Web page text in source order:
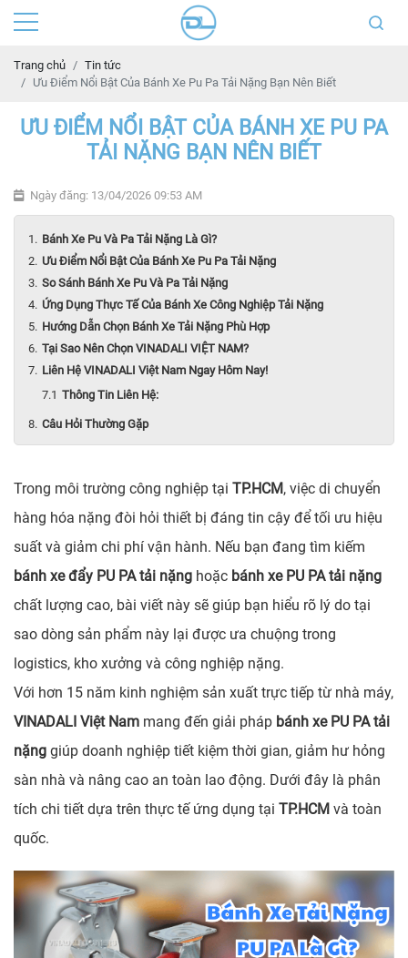
Trang chủ
Tin tức
Ưu Điểm Nổi Bật Của Bánh Xe Pu Pa Tải Nặng Bạn Nên Biết
ƯU ĐIỂM NỔI BẬT CỦA BÁNH XE PU PA
TẢI NẶNG BẠN NÊN BIẾT
Ngày đăng: 13/04/2026 09:53 AM
Bánh Xe Pu Và Pa Tải Nặng Là Gì?
Ưu Điểm Nổi Bật Của Bánh Xe Pu Pa Tải Nặng
So Sánh Bánh Xe Pu Và Pa Tải Nặng
Ứng Dụng Thực Tế Của Bánh Xe Công Nghiệp Tải Nặng
Hướng Dẫn Chọn Bánh Xe Tải Nặng Phù Hợp
Tại Sao Nên Chọn VINADALI VIỆT NAM?
Liên Hệ VINADALI Việt Nam Ngay Hôm Nay!
Thông Tin Liên Hệ:
Câu Hỏi Thường Gặp
Trong môi trường công nghiệp tại TP.HCM, việc di chuyển
hàng hóa nặng đòi hỏi thiết bị đáng tin cậy để tối ưu hiệu
suất và giảm chi phí vận hành. Nếu bạn đang tìm kiếm
bánh xe đẩy PU PA tải nặng hoặc bánh xe PU PA tải nặng
chất lượng cao, bài viết này sẽ giúp bạn hiểu rõ lý do tại
sao dòng sản phẩm này lại được ưa chuộng trong
logistics, kho xưởng và công nghiệp nặng.
Với hơn 15 năm kinh nghiệm sản xuất trực tiếp từ nhà máy,
VINADALI Việt Nam mang đến giải pháp bánh xe PU PA tải
nặng giúp doanh nghiệp tiết kiệm thời gian, giảm hư hỏng
sàn nhà và nâng cao an toàn lao động. Dưới đây là phân
tích chi tiết dựa trên thực tế ứng dụng tại TP.HCM và toàn
quốc.